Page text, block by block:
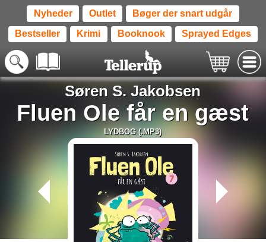
Nyheder Outlet Bøger der snart udgår
Bestseller Krimi Booknook Sprayed Edges
Søren S. Jakobsen
Fluen Ole får en gæst
LYDBOG (.MP3)